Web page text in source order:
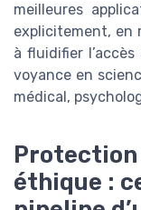
meilleures
explicitement, en
à fluidifier
voyance en
médical,
Protection
éthique :